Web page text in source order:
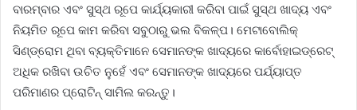
ବାରମ୍ବାର ଏବଂ ସୁସ୍ଥ ରୂପେ କାର୍ଯ୍ୟକାରୀ କରିବା ପାଇଁ ସୁସ୍ଥ ଖାଦ୍ୟ ଏବଂ
ନିୟମିତ ରୂପେ କାମ କରିବା ସବୁଠାରୁ ଭଲ ବିକଳ୍ପ। ମେଟାବୋଲିକ୍
ସିଣ୍ଡ୍ରୋମ ଥିବା ବ୍ୟକ୍ତିମାନେ ସେମାନଙ୍କ ଖାଦ୍ୟରେ କାର୍ବୋହାଇଡ୍ରେଟ୍
ଅଧିକ ରଖିବା ଉଚିତ ନୁହେଁ ଏବଂ ସେମାନଙ୍କ ଖାଦ୍ୟରେ ପର୍ଯ୍ୟାପ୍ତ
ପରିମାଣର ପ୍ରୋଟିନ୍ ସାମିଲ କରନ୍ତୁ।